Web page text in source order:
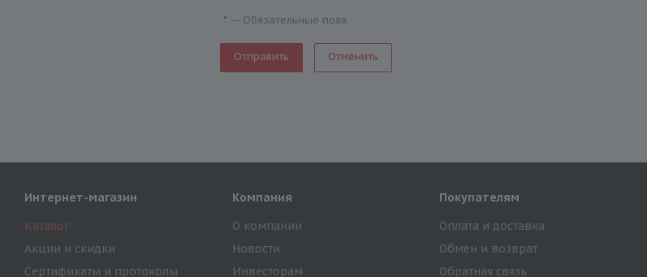
* — Обязательные поля
Отменить
Интернет-магазин
Каталог
Акции и скидки
Сертификаты и протоколы
Компания
О компании
Новости
Инвесторам
Покупателям
Оплата и доставка
Обмен и возврат
Обратная связь